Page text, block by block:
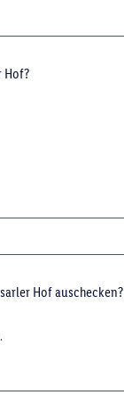
Hof?
Hof auschecken?